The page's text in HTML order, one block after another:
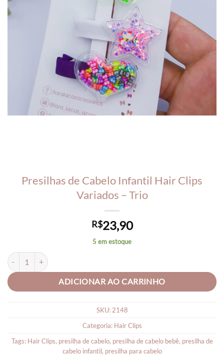
Presilhas de Cabelo Infantil Hair Clips
Variados – Trio
R$23,90
5 em estoque
Presilhas de Cabelo Infantil Hair Clips Variados - Trio quantidade
ADICIONAR AO CARRINHO
SKU: 2148
Categoria: Hair Clips
Tags: Hair Clips, presilha de cabelo, presilha de cabelo bebê, presilha de
cabelo infantil, presilha para cabelo